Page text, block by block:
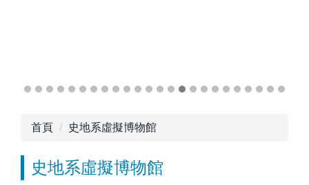
首頁 史地系虛擬博物館
史地系虛擬博物館